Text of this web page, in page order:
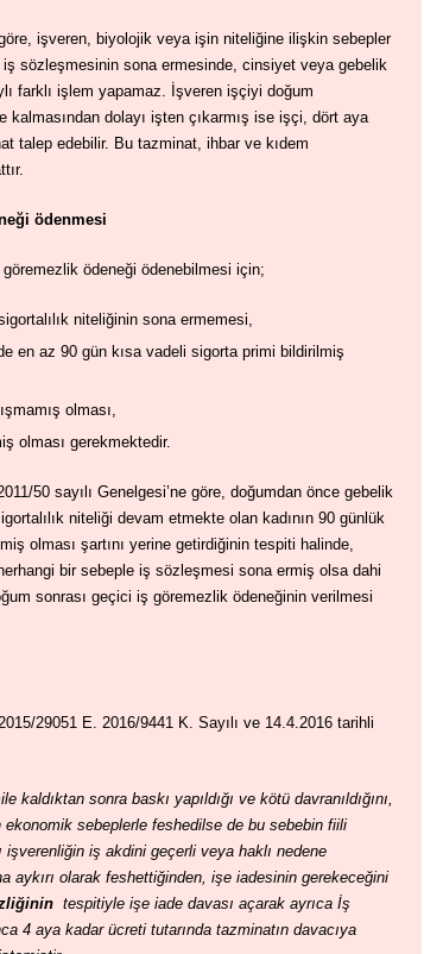
işveren, biyolojik veya işin niteliğine ilişkin sebepler
iş sözleşmesinin sona ermesinde, cinsiyet veya gebelik
farklı işlem yapamaz. İşveren işçiyi doğum
kalmasından dolayı işten çıkarmış ise işçi, dört aya
talep edebilir. Bu tazminat, ihbar ve kıdem
ödenmesi
ödeneği ödenebilmesi için;
niteliğinin sona ermemesi,
en az 90 gün kısa vadeli sigorta primi bildirilmiş
olması,
olması gerekmektedir.
50 sayılı Genelgesi’ne göre, doğumdan önce gebelik
niteliği devam etmekte olan kadının 90 günlük
olması şartını yerine getirdiğinin tespiti halinde,
bir sebeple iş sözleşmesi sona ermiş olsa dahi
sonrası geçici iş göremezlik ödeneğinin verilmesi
29051 E. 2016/9441 K. Sayılı ve 14.4.2016 tarihli
kaldıktan sonra baskı yapıldığı ve kötü davranıldığını,
sebeplerle feshedilse de bu sebebin fiili
işverenliğin iş akdini geçerli veya haklı nedene
aykırı olarak feshettiğinden, işe iadesinin gerekeceğini
tespitiyle işe iade davası açarak ayrıca İş
4 aya kadar ücreti tutarında tazminatın davacıya